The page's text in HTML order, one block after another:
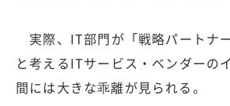
実際、IT部門が「戦略パートナ
と考えるITサービス・ベンダーの
間には大きな乖離が見られる。